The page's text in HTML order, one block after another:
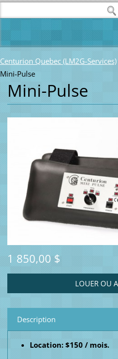
Centurion Quebec (LM2G-Services)
Mini-Pulse
Mini-Pulse
1 850,00 $
Description
Location: $150 / mois.